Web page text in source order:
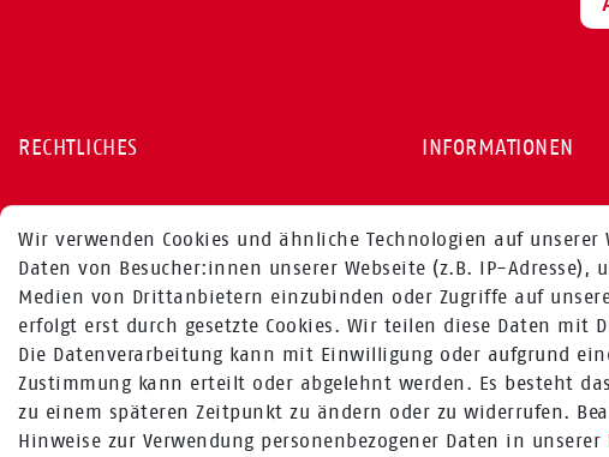
Wir verwenden Cookies und ähnliche Technologien auf
Daten von Besucher:innen unserer Webseite (z.B. IP-
Medien von Drittanbietern einzubinden oder Zugriffe auf
erfolgt erst durch gesetzte Cookies. Wir teilen diese Daten
Die Datenverarbeitung kann mit Einwilligung oder aufgrund
Zustimmung kann erteilt oder abgelehnt werden. Es besteht
zu einem späteren Zeitpunkt zu ändern oder zu widerrufen.
Hinweise zur Verwendung personenbezogener Daten in unserer
RECHTLICHES
Widerrufsrecht
Datenschutzerklärung
Impressum
Barrierefreiheitsformular
Barrierefreiheitserklärung
INFORMATIONEN
Zahlungsoptionen